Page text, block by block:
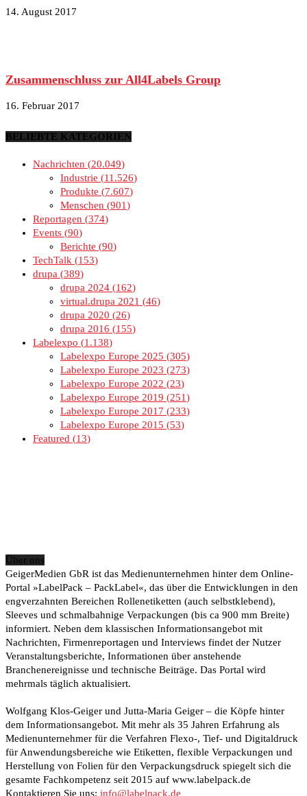
14. August 2017
Zusammenschluss zur All4Labels Group
16. Februar 2017
BELIEBTE KATEGORIEN
Nachrichten
20.049
Industrie
11.526
Produkte
7.607
Menschen
901
Reportagen
374
Events 90
Berichte
90
TechTalk
153
drupa
389
drupa 2024
162
virtual.drupa 2021
46
drupa 2020
26
drupa 2016
155
Labelexpo
1.138
Labelexpo Europe 2025
305
Labelexpo Europe 2023
273
Labelexpo Europe 2022
23
Labelexpo Europe 2019
251
Labelexpo Europe 2017
233
Labelexpo Europe 2015
53
Featured
13
Über uns
GeigerMedien GbR ist das Medienunternehmen hinter dem Online-
Portal »LabelPack – PackLabel«, das über die Entwicklungen in den
engverzahnten Bereichen Rollenetiketten (auch selbstklebend),
Sleeves und schmalbahnige Verpackungen (bis ca 900 mm Breite)
informiert. Neben dem klassischen Informationsangebot mit
Nachrichten, Firmenreportagen und Interviews findet der Nutzer
Veranstaltungsberichte, Informationen über anstehende
Branchenereignisse und technische Beiträge. Das Portal wird
mehrmals täglich aktualisiert.
Wolfgang Klos-Geiger und Jutta-Maria Geiger – die Köpfe hinter
dem Informationsangebot. Mit mehr als 35 Jahren Erfahrung als
Medienunternehmer für die Verfahren Flexo-, Tief- und Digitaldruck
für Anwendungsbereiche wie Etiketten, flexible Verpackungen und
Herstellung von Folien für den Verpackungsdruck spiegelt sich die
gesamte Fachkompetenz seit 2015 auf www.labelpack.de
Kontaktieren Sie uns: info@labelpack.de